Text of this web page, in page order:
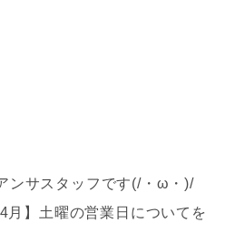
ンサスタッフです(/・ω・)/
月】土曜の営業日についてを